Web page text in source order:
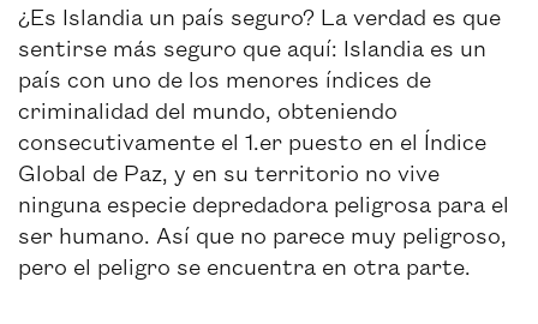
¿Es Islandia un país seguro? La verdad es que
sentirse más seguro que aquí: Islandia es un
país con uno de los menores índices de
criminalidad del mundo, obteniendo
consecutivamente el 1.er puesto en el Índice
Global de Paz, y en su territorio no vive
ninguna especie depredadora peligrosa para el
ser humano. Así que no parece muy peligroso,
pero el peligro se encuentra en otra parte.